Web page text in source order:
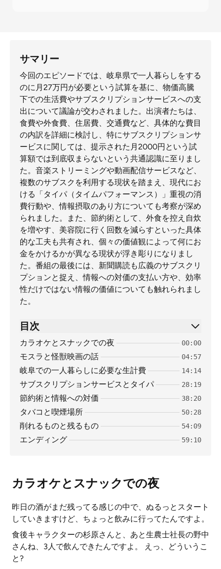
サマリー
今回のエピソードでは、岐阜県で一人暮らしをする
のに月27万円が必要という試算を基に、物価高騰
下での生活費やサブスクリプションサービスへの支
出について議論が交わされました。出演者たちは、
食費や外食費、住居費、交通費など、具体的な費目
の内訳を詳細に検討し、特にサブスクリプションサ
ービスに関しては、提示された月2000円という試
算額では到底収まらないという共通認識に至りまし
た。音楽ストリーミングや動画配信サービスなど、
複数のサブスクを利用する現状を踏まえ、現代にお
ける「タイパ（タイムパフォーマンス）」重視の消
費行動や、情報摂取のあり方についても考察が深め
られました。また、節約術として、外食を控え自炊
を増やす、美容院に行く回数を減らすといった具体
的な工夫も共有され、個々の価値観によって何にお
金をかけるかが異なる現状が浮き彫りになりまし
た。番組の最後には、新聞購読も広義のサブスクリ
プションと捉え、情報への対価の支払い方や、効率
性だけではない情報の価値についても触れられまし
た。
目次
カラオケとスナックでの夜 00:00
モスラと怪獣映画の話 04:57
岐阜での一人暮らしに必要な生計費 14:14
サブスクリプションサービスとタイパ 28:19
節約術と情報への対価 38:20
タバコと喫煙場所 50:28
削れるものと残るもの 54:09
エンディング 59:10
カラオケとスナックでの夜
昨日の酒がまだ残ってる感じの中で、ぬるっとスタート
していきますけど、ちょっと飲みに行ってたんですよ。
食後キャラクターの杉原さんと、あと生農士社長の野中
さんね、3人で飲んできたんですよ。 えっ、どういうこ
と?